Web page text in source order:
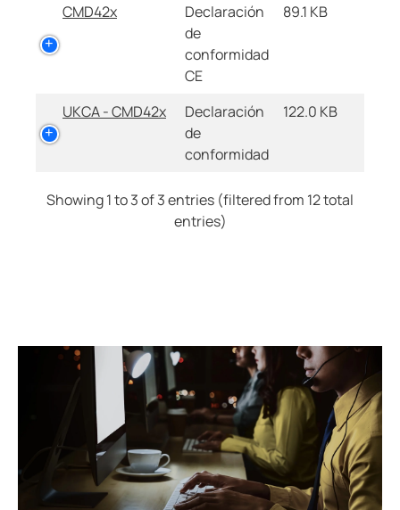
CMD42x
Declaración
de
conformidad
CE
89.1 KB
UKCA - CMD42x
Declaración
de
conformidad
122.0 KB
Showing 1 to 3 of 3 entries (filtered from 12 total
entries)